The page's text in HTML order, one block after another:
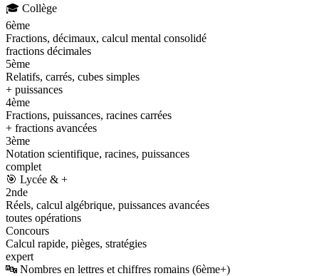
🎓 Collège
6ème
Fractions, décimaux, calcul mental consolidé
fractions décimales
5ème
Relatifs, carrés, cubes simples
+ puissances
4ème
Fractions, puissances, racines carrées
+ fractions avancées
3ème
Notation scientifique, racines, puissances
complet
🎯 Lycée & +
2nde
Réels, calcul algébrique, puissances avancées
toutes opérations
Concours
Calcul rapide, pièges, stratégies
expert
🔤 Nombres en lettres et chiffres romains (6ème+)